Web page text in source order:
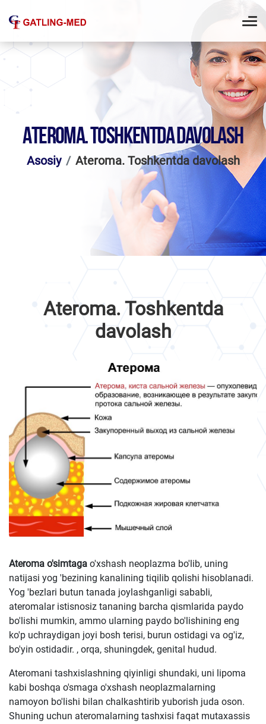
ATEROMA. TOSHKENTDA DAVOLASH
Asosiy Ateroma. Toshkentda davolash
Ateroma. Toshkentda
davolash
Ateroma o'simtaga o'xshash neoplazma bo'lib, uning
natijasi yog 'bezining kanalining tiqilib qolishi hisoblanadi.
Yog 'bezlari butun tanada joylashganligi sababli,
ateromalar istisnosiz tananing barcha qismlarida paydo
bo'lishi mumkin, ammo ularning paydo bo'lishining eng
ko'p uchraydigan joyi bosh terisi, burun ostidagi va og'iz,
bo'yin ostidadir. , orqa, shuningdek, genital hudud.
Ateromani tashxislashning qiyinligi shundaki, uni lipoma
kabi boshqa o'smaga o'xshash neoplazmalarning
namoyon bo'lishi bilan chalkashtirib yuborish juda oson.
Shuning uchun ateromalarning tashxisi faqat mutaxassis